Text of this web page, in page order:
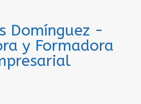
Domínguez -
y Formadora